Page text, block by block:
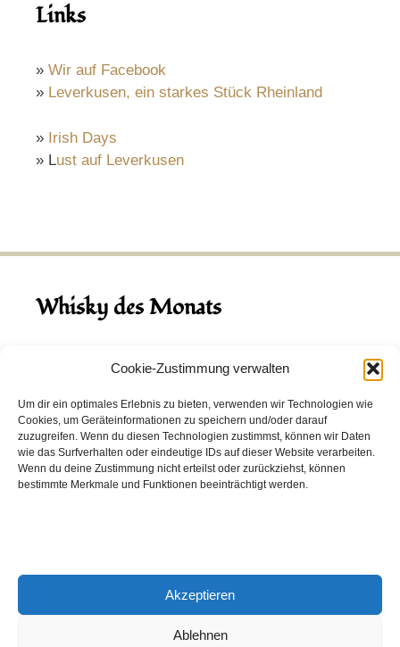
Cookie-Zustimmung verwalten
Um dir ein optimales Erlebnis zu bieten, verwenden wir Technologien wie
Cookies, um Geräteinformationen zu speichern und/oder darauf
zuzugreifen. Wenn du diesen Technologien zustimmst, können wir Daten
wie das Surfverhalten oder eindeutige IDs auf dieser Website verarbeiten.
Wenn du deine Zustimmung nicht erteilst oder zurückziehst, können
bestimmte Merkmale und Funktionen beeinträchtigt werden.
Akzeptieren
Ablehnen
Links
» Wir auf Facebook
» Leverkusen, ein starkes Stück Rheinland
» Irish Days
» Lust auf Leverkusen
Whisky des Monats
August 2026
Hinch Double Wood
Destillerie:Hinch(Irland)
Single Malt, 43.0%
Peated: Nein
in den Whiskys des Monats.